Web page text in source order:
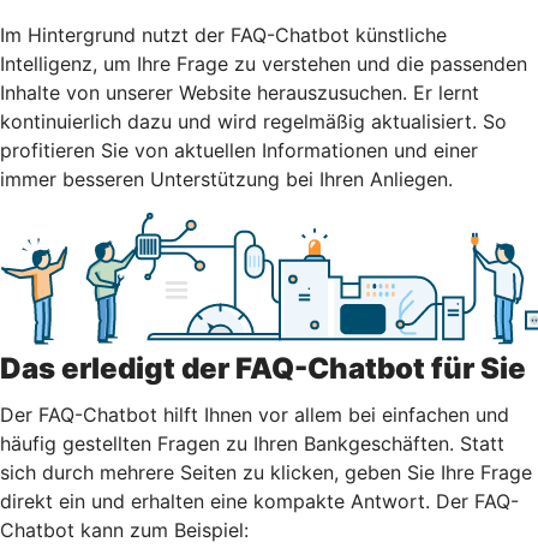
Im Hintergrund nutzt der FAQ-Chatbot künstliche
Intelligenz, um Ihre Frage zu verstehen und die passenden
Inhalte von unserer Website herauszusuchen. Er lernt
kontinuierlich dazu und wird regelmäßig aktualisiert. So
profitieren Sie von aktuellen Informationen und einer
immer besseren Unterstützung bei Ihren Anliegen.
Das erledigt der FAQ-Chatbot für Sie
Der FAQ-Chatbot hilft Ihnen vor allem bei einfachen und
häufig gestellten Fragen zu Ihren Bankgeschäften. Statt
sich durch mehrere Seiten zu klicken, geben Sie Ihre Frage
direkt ein und erhalten eine kompakte Antwort. Der FAQ-
Chatbot kann zum Beispiel: